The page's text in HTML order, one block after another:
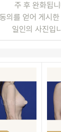
주 후 완화됩
의를 얻어 게시
일인의 사진입